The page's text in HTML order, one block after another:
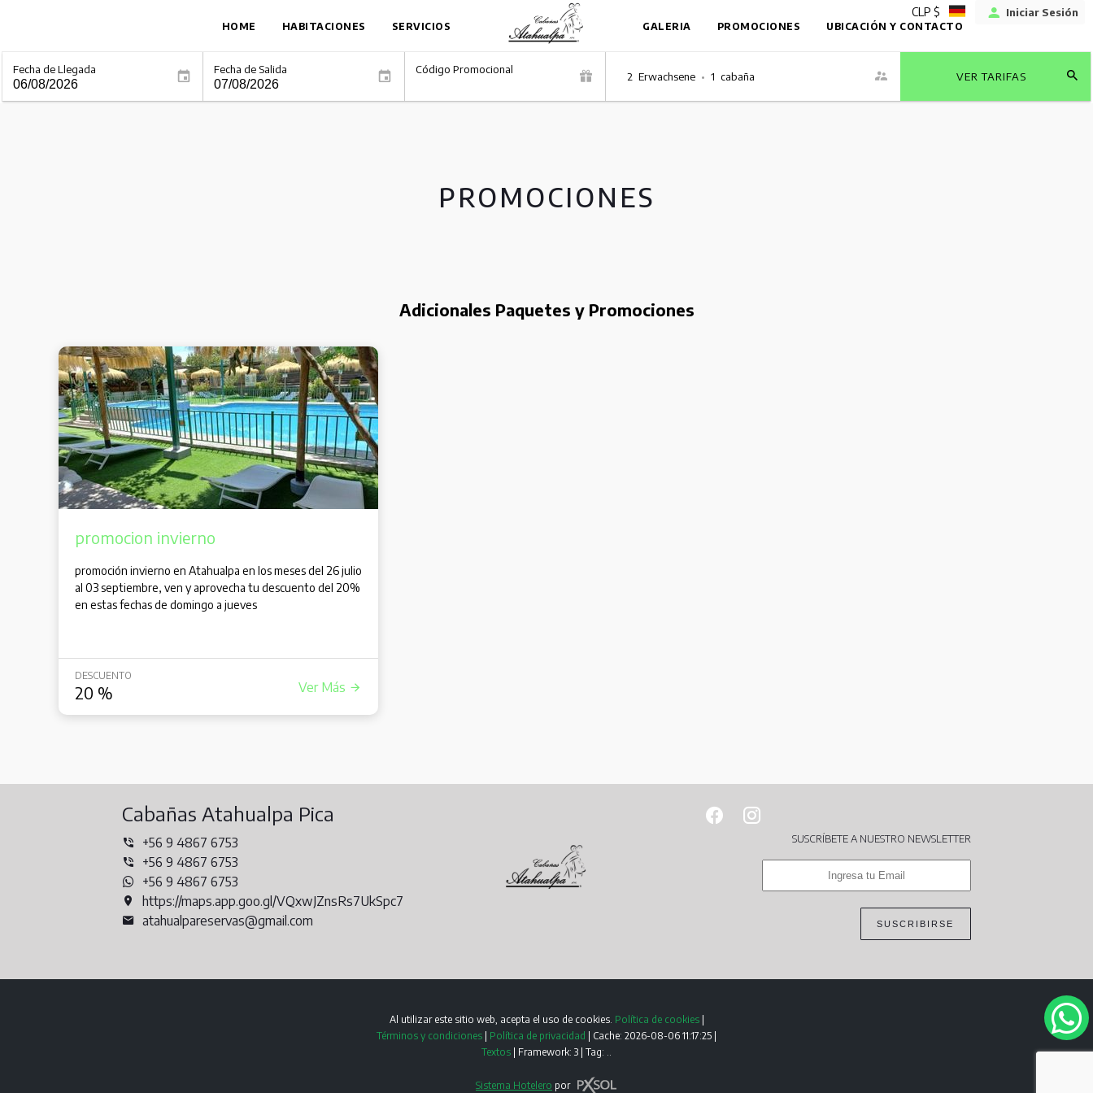
CLP $ Iniciar Sesión
HOME HABITACIONES SERVICIOS GALERIA PROMOCIONES UBICACIÓN Y CONTACTO
Fecha de Llegada Fecha de Salida Código Promocional
2 Erwachsene • 1 cabaña VER TARIFAS
PROMOCIONES
Adicionales Paquetes y Promociones
promocion invierno
promoción invierno en Atahualpa en los meses del 26 julio
al 03 septiembre, ven y aprovecha tu descuento del 20%
en estas fechas de domingo a jueves
DESCUENTO
20 % Ver Más
Cabañas Atahualpa Pica
+56 9 4867 6753
+56 9 4867 6753
+56 9 4867 6753
https://maps.app.goo.gl/VQxwJZnsRs7UkSpc7
atahualpareservas@gmail.com
SUSCRÍBETE A NUESTRO NEWSLETTER
SUSCRIBIRSE
Al utilizar este sitio web, acepta el uso de cookies. Política de cookies|
Términos y condiciones | Política de privacidad | Cache: 2026-08-06 11:17:25 |
Textos | Framework: 3 | Tag:
Sistema Hotelero por